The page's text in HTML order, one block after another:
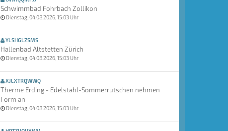
Schwimmbad Fohrbach Zollikon
Dienstag, 04.08.2026, 15:03 Uhr
YLSHGLZSMS
Hallenbad Altstetten Zürich
Dienstag, 04.08.2026, 15:03 Uhr
XJLXTRQWWQ
Therme Erding - Edelstahl-Sommerrutschen nehmen
Form an
Dienstag, 04.08.2026, 15:03 Uhr